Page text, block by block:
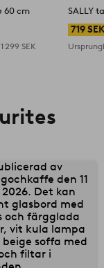
60 cm
1 299 SEK
SALLY
719